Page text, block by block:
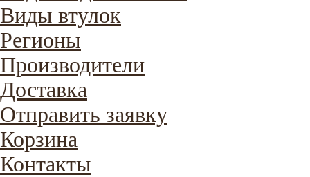
Виды втулок
Регионы
Производители
Доставка
Отправить заявку
Корзина
Контакты